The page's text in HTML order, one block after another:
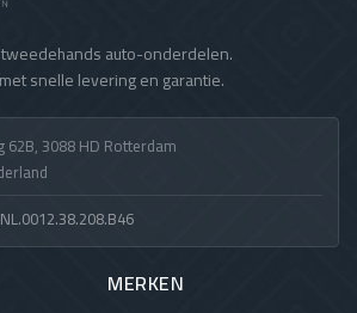
auto-onderdelen.
snelle levering en garantie.
62B, 3088 HD Rotterdam
MERKEN